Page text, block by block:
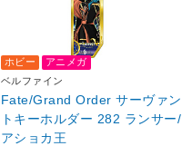
ホビー
アニメガ
ベルファイン
Fate/Grand Order サーヴァン
トキーホルダー 282 ランサー/
アショカ王